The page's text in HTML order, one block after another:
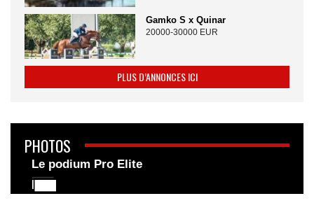
Gamko S x Quinar
20000-30000 EUR
PLUS D’ANNONCES ICI
PHOTOS
Le podium Pro Elite